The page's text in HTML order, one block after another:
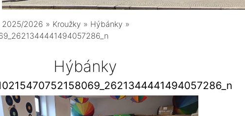
2025/2026 » Kroužky » Hýbánky »
Hýbánky